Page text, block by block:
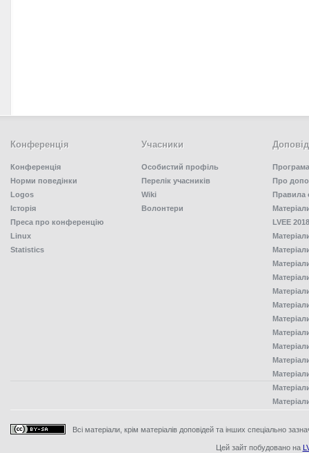
Конференція
Конференція
Норми поведінки
Logos
Історія
Преса про конференцію
Linux
Statistics
Учасники
Особистий профіль
Перелік учасників
Wiki
Волонтери
Про
Правила
LVEE
Всі матеріали, крім матеріалів доповідей та інших спеціально
Цей зайт побудовано на